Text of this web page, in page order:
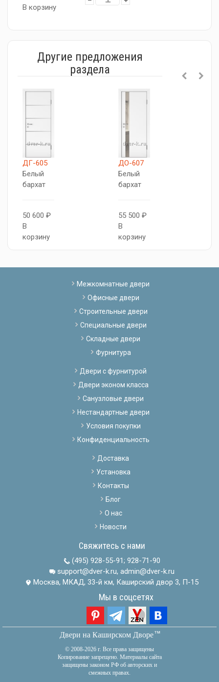
В корзину
Другие предложения
раздела
ДГ-605
Белый
бархат
50 600 ₽
В
корзину
ДО-607
Белый
бархат
55 500 ₽
В
корзину
Межкомнатные двери
Офисные двери
Строительные двери
Специальные двери
Складные двери
Фурнитура
Двери с фурнитурой
Двери эконом класса
Санузловые двери
Нестандартные двери
Условия покупки
Конфиденциальность
Доставка
Установка
Контакты
Блог
О нас
Новости
Свяжитесь с нами
(495) 928-55-91; 928-71-90
support@dver-k.ru, admin@dver-k.ru
Москва, МКАД, 33-й км, Каширский двор 3, П-15
Мы в соцсетях
Двери на Каширском Дворетм
© 2008-2026 г. Все права защищены
Копирование запрещено. Материалы сайта
защищены законом РФ об авторских и
смежных правах.